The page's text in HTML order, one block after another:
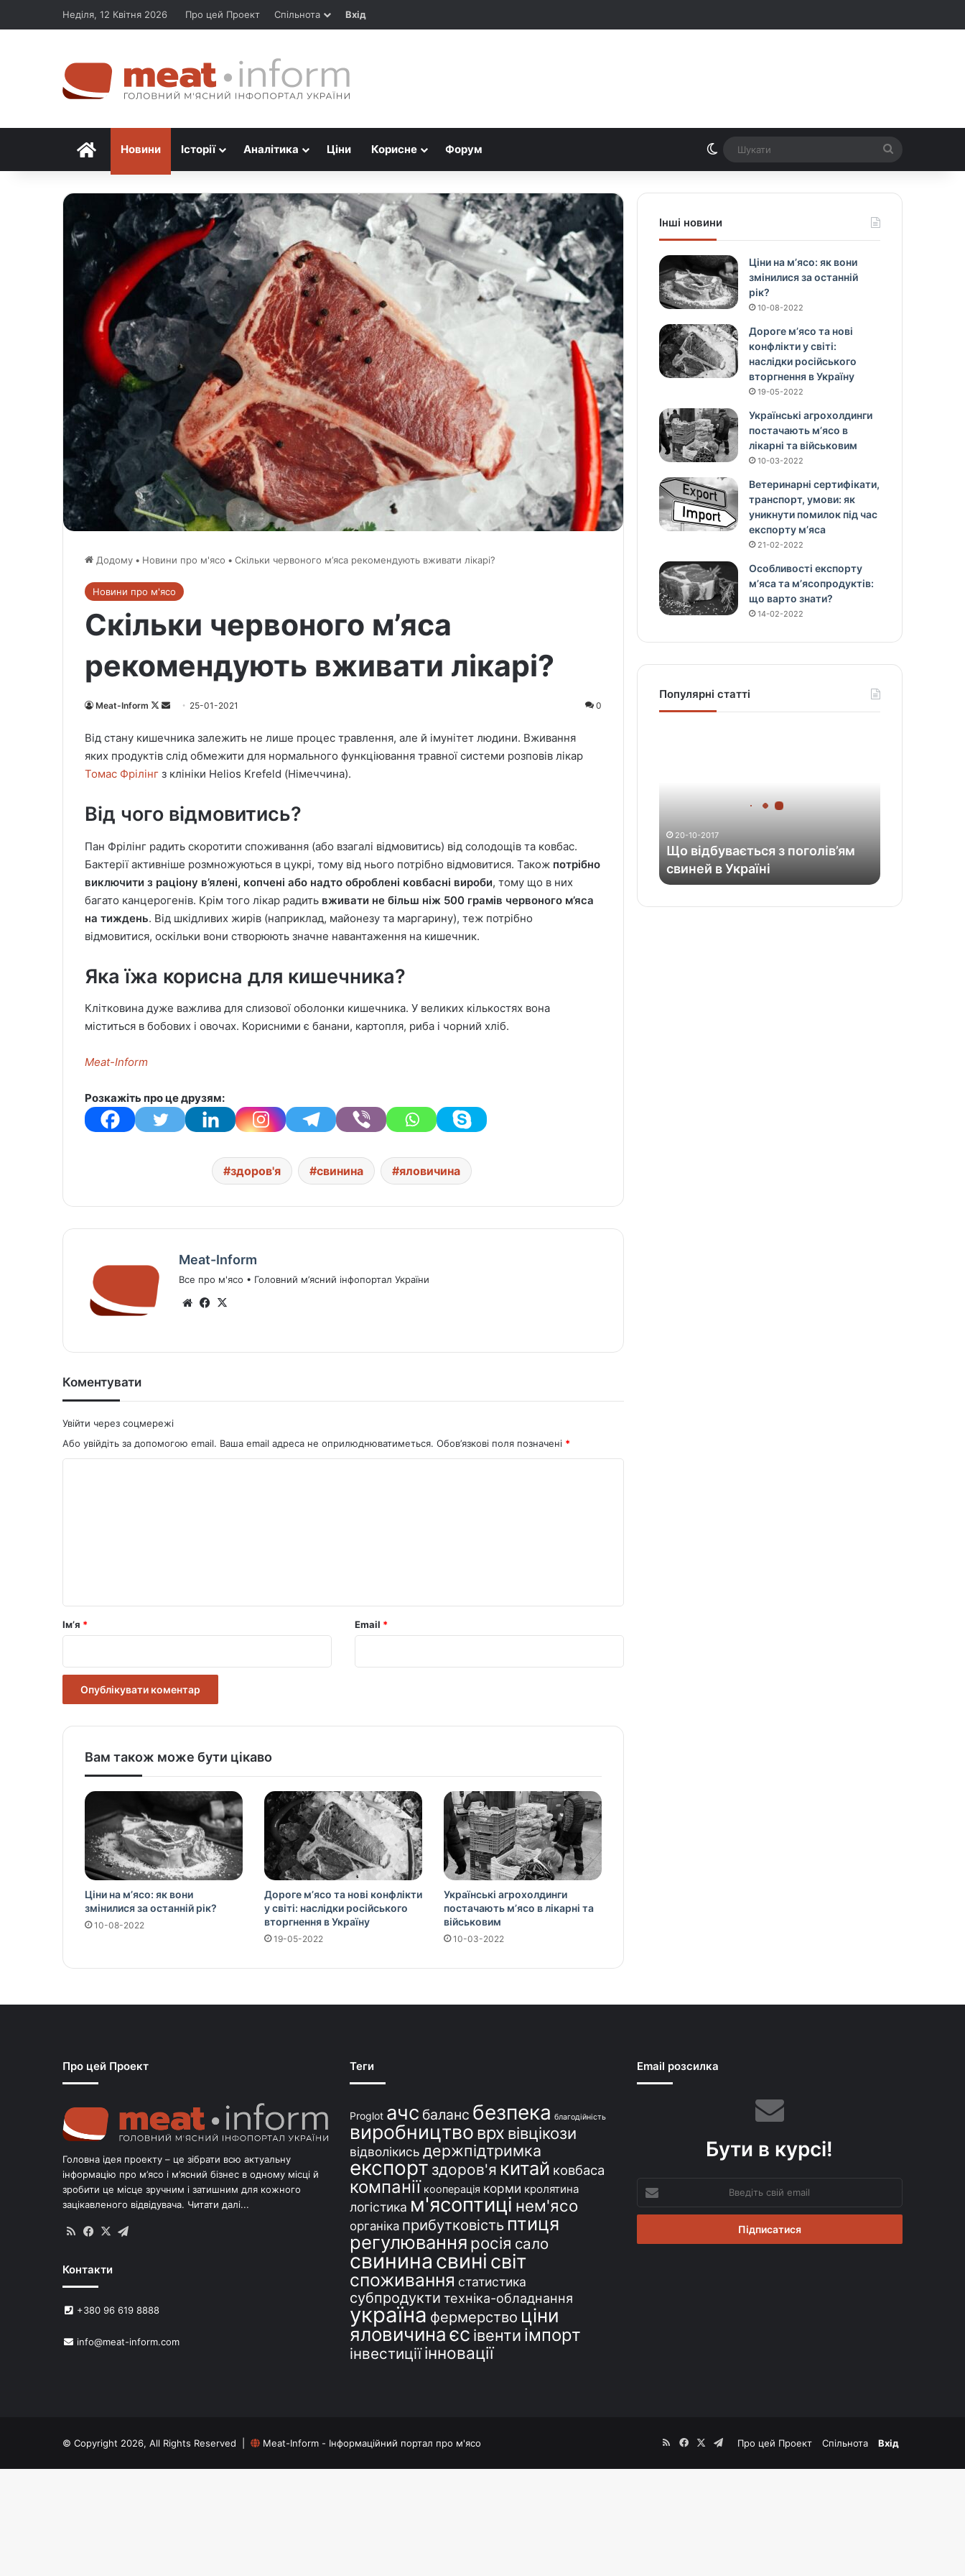
Неділя, 12 Квітня 2026 Про цей Проект Спільнота Вхід
ГоловнаНовини Історії Аналітика Ціни Корисне Форум Switch skin
Додому • Новини про м'ясо • Скільки червоного м’яса рекомендують вживати лікарі?
Новини про м'ясо
Скільки червоного м’яса
рекомендують вживати лікарі?
Meat-Inform
F
l
l
o
o
X
n
d
a
e
a
i
l
25-01-2021 0
Від стану кишечника залежить не лише процес травлення, але й імунітет людини. Вживання
яких продуктів слід обмежити для нормального функціювання травної системи розповів лікар
Томас Фрілінг з клініки Helios Krefeld (Німеччина).
Від чого відмовитись?
Пан Фрілінг радить скоротити споживання (або взагалі відмовитись) від солодощів та ковбас.
Бактерії активніше розмножуються в цукрі, тому від нього потрібно відмовитися. Також потрібно
виключити з раціону в’ялені, копчені або надто оброблені ковбасні вироби, тому що в них
багато канцерогенів. Крім того лікар радить вживати не більш ніж 500 грамів червоного м’яса
на тиждень. Від шкідливих жирів (наприклад, майонезу та маргарину), теж потрібно
відмовитися, оскільки вони створюють значне навантаження на кишечник.
Яка їжа корисна для кишечника?
Клітковина дуже важлива для слизової оболонки кишечника. У великих кількостях вона
міститься в бобових і овочах. Корисними є банани, картопля, риба і чорний хліб.
Meat-Inform
Розкажіть про це друзям:
здоров'я свинина яловичина
Meat-Inform
Все про м'ясо • Головний м’ясний інфопортал України
We Fa
ok
Коментувати
Увійти через соцмережі
Або увійдіть за допомогою email. Ваша email адреса не оприлюднюватиметься. Обов’язкові поля позначені *
рІм’я * Email *
Вам також може бути цікаво
Ціни на м’ясо: як вони
змінилися за останній рік?
10-08-2022
Дороге м’ясо та нові конфлікти
у світі: наслідки російського
вторгнення в Україну
19-05-2022
Українські агрохолдинги
постачають м’ясо в лікарні та
військовим
10-03-2022
Інші новини
Ціни на м’ясо: як вони
змінилися за останній
рік?
10-08-2022
Дороге м’ясо та нові
конфлікти у світі:
наслідки російського
вторгнення в Україну
19-05-2022
Українські агрохолдинги
постачають м’ясо в
лікарні та військовим
10-03-2022
Ветеринарні сертифікати,
транспорт, умови: як
уникнути помилок під час
експорту м’яса
21-02-2022
Особливості експорту
м’яса та м’ясопродуктів:
що варто знати?
14-02-2022
Популярні статті
т
20-10-2017
Що відбувається з поголів’ям
свиней в Україні
Про цей Проект
Головна ідея проекту – це зібрати всю актуальну
інформацію про м’ясо і м’ясний бізнес в одному місці й
зробити це місце зручним і затишним для кожного
зацікавленого відвідувача. Читати далі...
RSS Facebook
X
Контакти
+380 96 619 8888
info@meat-inform.com
Теги
Proglot ачс баланс безпека благодійність
виробництво врх вівцікози
відволікись держпідтримка
експорт здоров'я китай ковбаса
компанії кооперація корми кролятина
логістика м'ясоптиці нем'ясо
органіка прибутковість птиця
регулювання росія сало
свинина свині світ
споживання статистика
субпродукти техніка-обладнання
україна фермерство ціни
яловичинаєс івенти імпорт
інвестиції інновації
Email розсилка
Бути в курсі!
свій
email
© Copyright 2026, All Rights Reserved | Meat-Inform - Інформаційний портал про м'ясо Про цей Проект Спільнота Вхід
RSSFacebookTelegram